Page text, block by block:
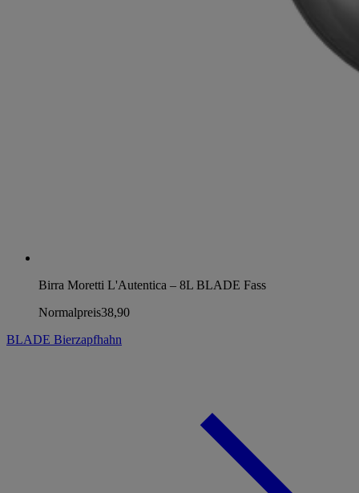
Birra Moretti L'Autentica – 8L BLADE Fass
Normalpreis38,90
BLADE Bierzapfhahn